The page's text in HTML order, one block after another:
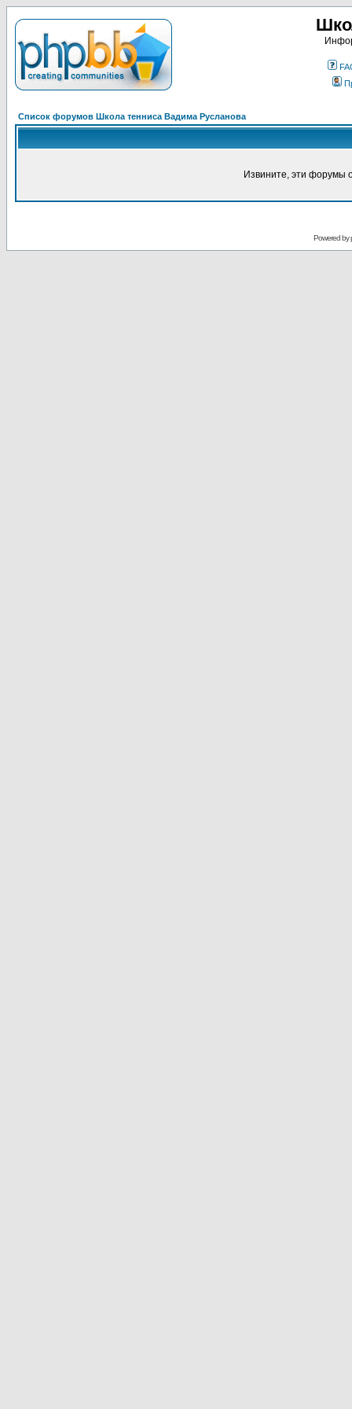
Список форумов Школа тенниса Вадима Русланова
Извините, эти форумы
Powered by